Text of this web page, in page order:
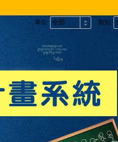
單位: 類別: